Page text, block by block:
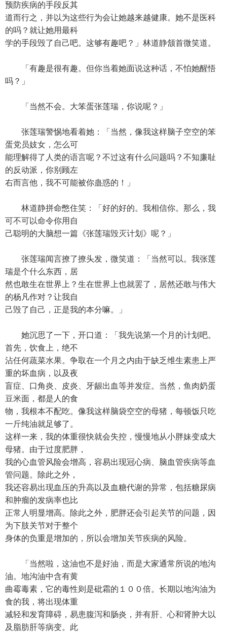
预防疾病的手段反其
道而行之，并以为这些行为会让她越来越健康。她不是医科
的吗？就让她用最科
学的手段毁了自己吧。这够有趣吧？」林道静颔首微笑道。
「有趣是很有趣。但你当着她面说这种话，不怕她醒悟
吗？」
「当然不会。大笨蛋张莲瑞，你说呢？」
张莲瑞警惕地看着她：「当然，像我这样脑子空空的笨
蛋党员妓女，怎么可
能理解得了人类的语言呢？不过这有什么问题吗？不知廉耻
的反动派，你别顾左
右而言他，我不可能被你蛊惑的！」
林道静拼命憋住笑：「好的好的。我相信你。那么，我
可不可以命令你用自
己聪明的大脑想一篇《张莲瑞毁灭计划》呢？」
张莲瑞闻言撩了撩头发，微笑道：「当然可以。我张莲
瑞是个什么东西，居
然也敢生在世界上？生在世界上也就罢了，居然还敢与伟大
的杨凡作对？让我自
己毁了自己，正是我的本分嘛。」
她沉思了一下，开口道：「我先说第一个月的计划吧。
首先，饮食上，绝不
沾任何蔬菜水果。争取在一个月之内由于缺乏维生素患上严
重的坏血病，以及夜
盲症、口角炎、皮炎、牙龈出血等并发症。当然，鱼肉奶蛋
豆米面，都是人的食
物，我根本不配吃。像我这样脑袋空空的母猪，每顿饭只吃
一斤纯油就足够了。
这样一来，我的体重很快就会失控，慢慢地从小胖妹变成大
母猪。由于过度肥胖，
我的心血管风险会增高，容易出现冠心病、脑血管疾病等血
管问题。除此之外，
我还容易出现血压的升高以及血糖代谢的异常，包括糖尿病
和肿瘤的发病率也比
正常人明显增高。除此之外，肥胖还会引起关节的问题，因
为下肢关节对于整个
身体的负重是增加的，所以会增加关节疾病的风险。
「当然啦，这油也不是好油，而是大家通常所说的地沟
油。地沟油中含有黄
曲霉毒素，它的毒性则是砒霜的１００倍。长期以地沟油为
食的我，将出现体重
减轻和发育障碍，易患腹泻和肠炎，并有肝、心和肾肿大以
及脂肪肝等病变。此